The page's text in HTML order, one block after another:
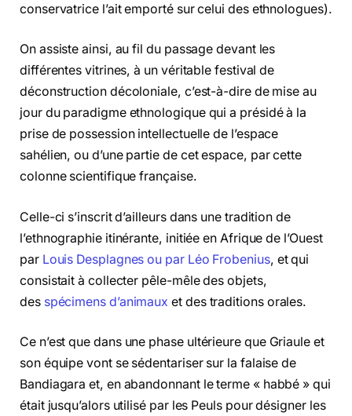
conservatrice l’ait emporté sur celui des ethnologues).
On assiste ainsi, au fil du passage devant les
différentes vitrines, à un véritable festival de
déconstruction décoloniale, c’est-à-dire de mise au
jour du paradigme ethnologique qui a présidé à la
prise de possession intellectuelle de l’espace
sahélien, ou d’une partie de cet espace, par cette
colonne scientifique française.
Celle-ci s’inscrit d’ailleurs dans une tradition de
l’ethnographie itinérante, initiée en Afrique de l’Ouest
par Louis Desplagnes ou par Léo Frobenius, et qui
consistait à collecter pêle-mêle des objets,
des spécimens d’animaux et des traditions orales.
Ce n’est que dans une phase ultérieure que Griaule et
son équipe vont se sédentariser sur la falaise de
Bandiagara et, en abandonnant le terme « habbé » qui
était jusqu’alors utilisé par les Peuls pour désigner les